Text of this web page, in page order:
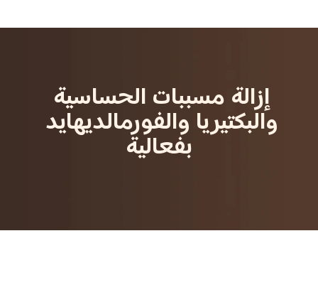
إزالة مسببات الحساسية
والبكتيريا والفورمالديهايد
بفعالية